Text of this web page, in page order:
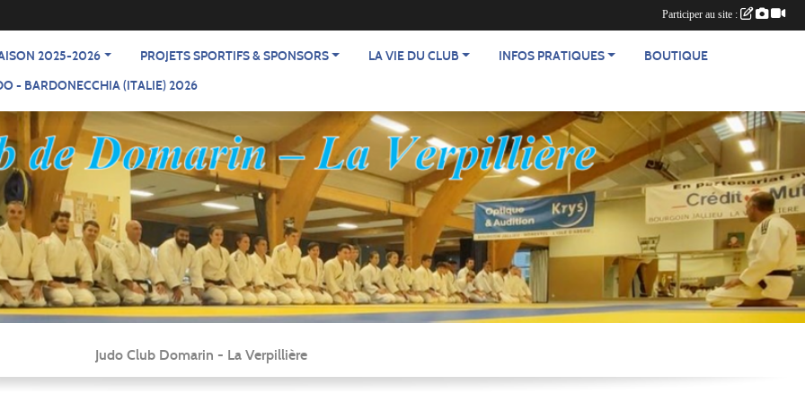
2025-2026 PROJETS SPORTIFS & SPONSORS LA VIE DU CLUB INFOS PRATIQUES
BOUTIQUE
- BARDONECCHIA (ITALIE) 2026
Judo Club Domarin - La Verpillière
Participer au site :